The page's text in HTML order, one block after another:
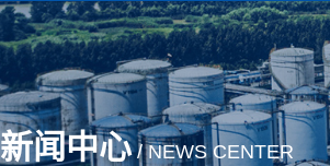
新闻中心/ NEWS CENTER